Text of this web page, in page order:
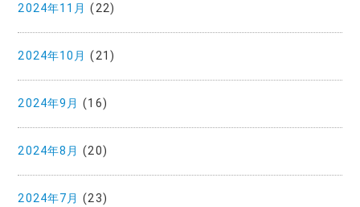
2024年11月 (22)
2024年10月 (21)
2024年9月 (16)
2024年8月 (20)
2024年7月 (23)